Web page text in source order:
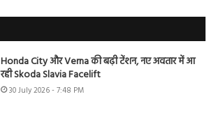
Honda City और Verna की बढ़ी टेंशन, नए अवतार में आ
रही Skoda Slavia Facelift
30 July 2026 - 7:48 PM